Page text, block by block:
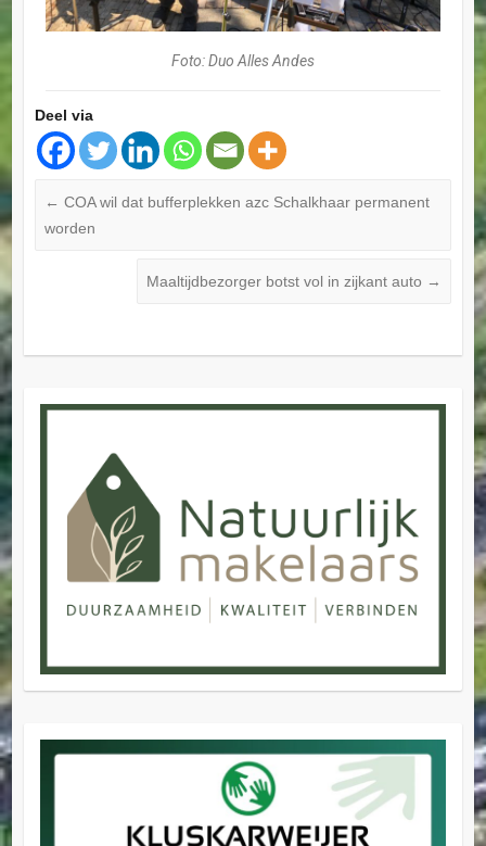
Foto: Duo Alles Andes
Deel via
← COA wil dat bufferplekken azc Schalkhaar permanent
worden
Maaltijdbezorger botst vol in zijkant auto →